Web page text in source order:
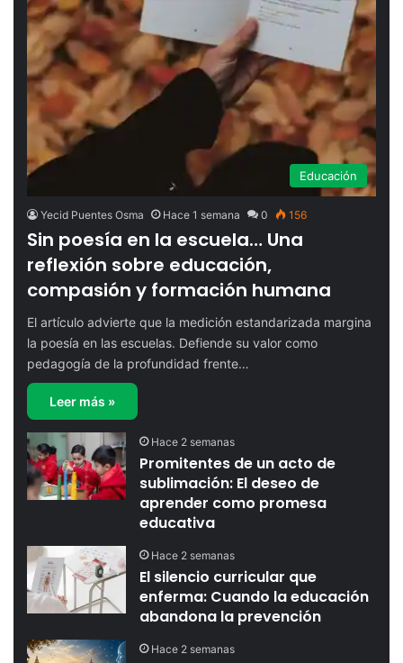
Educación
Yecid Puentes Osma Hace 1 semana 0 156
Sin poesía en la escuela… Una
reflexión sobre educación,
compasión y formación humana
El artículo advierte que la medición estandarizada margina
la poesía en las escuelas. Defiende su valor como
pedagogía de la profundidad frente…
Leer más »
Hace 2 semanas
Promitentes de un acto de
sublimación: El deseo de
aprender como promesa
educativa
Hace 2 semanas
El silencio curricular que
enferma: Cuando la educación
abandona la prevención
Hace 2 semanas